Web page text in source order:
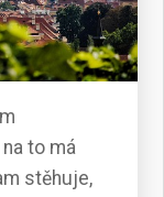
to má
stěhuje,